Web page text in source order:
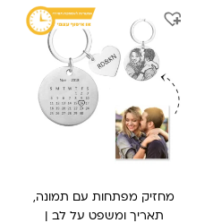
מחזיק מפתחות עם תמונה,
תאריך ומשפט על לב |
המקורי
₪ 209.
הנוכחי
₪ 149.